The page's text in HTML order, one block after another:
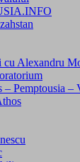
cu Alexandru
Pemptousia –